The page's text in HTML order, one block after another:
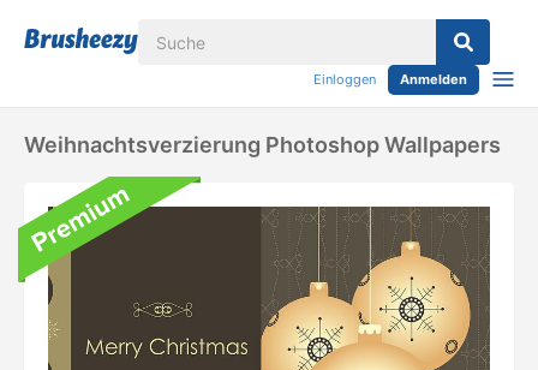
Einloggen Anmelden
Weihnachtsverzierung Photoshop Wallpapers